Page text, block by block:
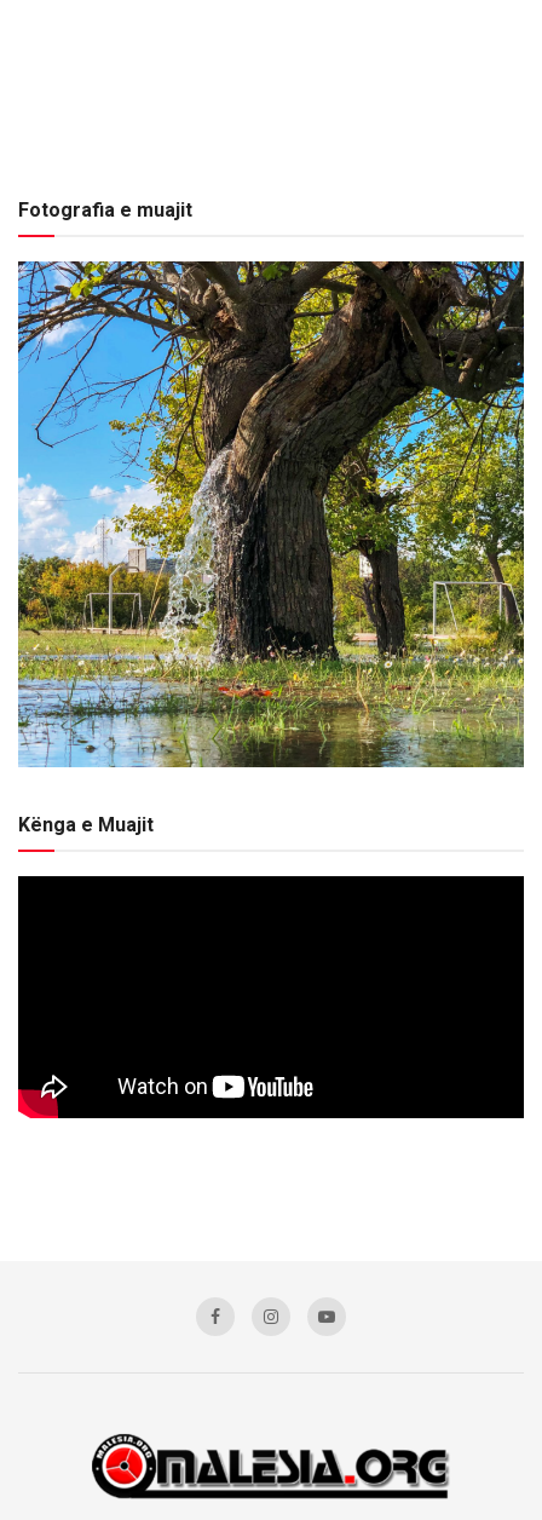
Fotografia e muajit
Kënga e Muajit